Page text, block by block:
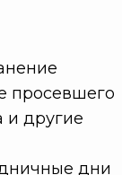
просевшего
и другие
дни